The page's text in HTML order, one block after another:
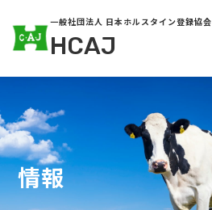
一般社団法人 日本ホルスタイン登録協会
HCAJ
情報